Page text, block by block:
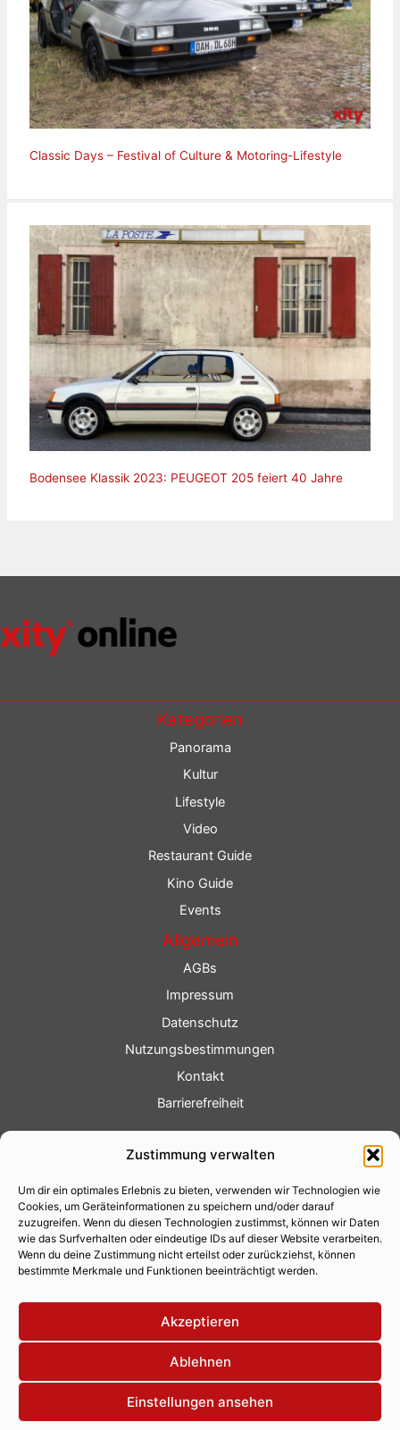
Zustimmung verwalten
Um dir ein optimales Erlebnis zu bieten, verwenden wir Technologien wie
Cookies, um Geräteinformationen zu speichern und/oder darauf
zuzugreifen. Wenn du diesen Technologien zustimmst, können wir Daten
wie das Surfverhalten oder eindeutige IDs auf dieser Website verarbeiten.
Wenn du deine Zustimmung nicht erteilst oder zurückziehst, können
bestimmte Merkmale und Funktionen beeinträchtigt werden.
Akzeptieren
Ablehnen
Einstellungen ansehen
Classic Days – Festival of Culture & Motoring-Lifestyle
Bodensee Klassik 2023: PEUGEOT 205 feiert 40 Jahre
Kategorien
Panorama
Kultur
Lifestyle
Video
Restaurant Guide
Kino Guide
Events
Allgemein
AGBs
Impressum
Datenschutz
Nutzungsbestimmungen
Kontakt
Barrierefreiheit
Fotoservice
Videoservice
Werbung
Contenterstellung
Lokalnachrichten
Lokalfernsehen